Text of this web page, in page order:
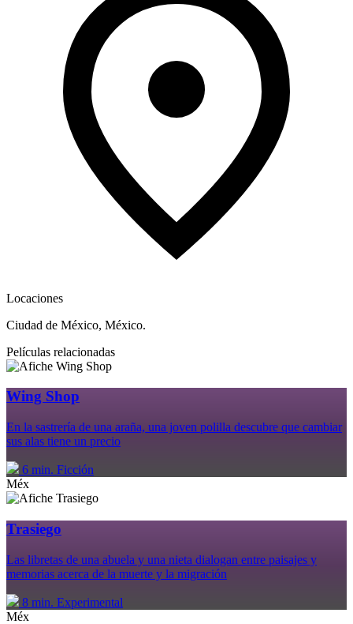
Locaciones
Ciudad de México, México.
Películas relacionadas
Wing Shop
En la sastrería de una araña, una joven polilla descubre que cambiar
sus alas tiene un precio
6 min. Ficción
Méx
Trasiego
Las libretas de una abuela y una nieta dialogan entre paisajes y
memorias acerca de la muerte y la migración
8 min. Experimental
Méx